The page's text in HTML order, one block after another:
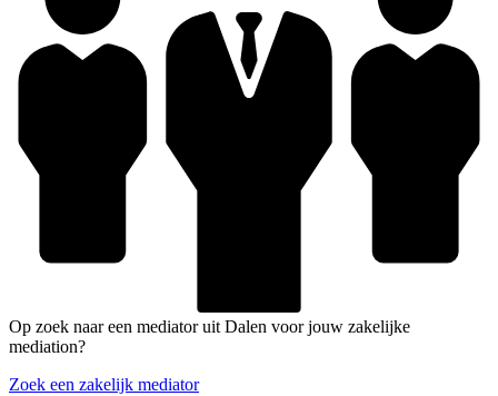
Op zoek naar een mediator uit Dalen voor jouw zakelijke
mediation?
Zoek een zakelijk mediator